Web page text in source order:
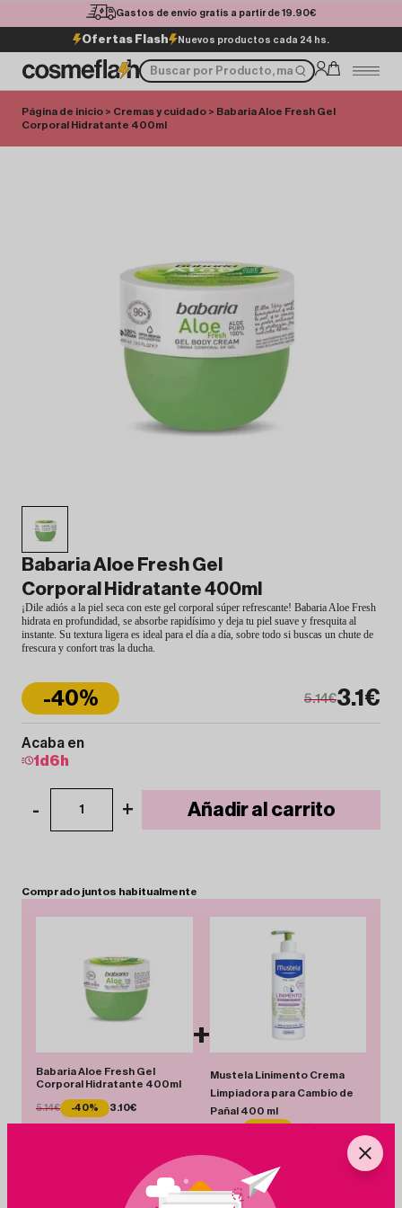
Gastos de envío gratis a partir de 19.90€
Ofertas Flash Nuevos productos cada 24 hs.
Página de inicio > Cremas y cuidado > Babaria Aloe Fresh Gel
Corporal Hidratante 400ml
Babaria Aloe Fresh Gel
Corporal Hidratante 400ml
¡Dile adiós a la piel seca con este gel corporal súper refrescante! Babaria Aloe Fresh
hidrata en profundidad, se absorbe rapidísimo y deja tu piel suave y fresquita al
instante. Su textura ligera es ideal para el día a día, sobre todo si buscas un chute de
frescura y confort tras la ducha.
3.1€
-40% 5.14€
Acaba en
1 d 6 h
- 1 + Añadir al carrito
Comprado juntos habitualmente
Babaria Aloe Fresh Gel
Corporal Hidratante 400ml
5.14€ -40% 3.10€
+
Mustela Linimento Crema
Limpiadora para Cambio de
Pañal 400 ml
Total 12.25 € Añadir Pack